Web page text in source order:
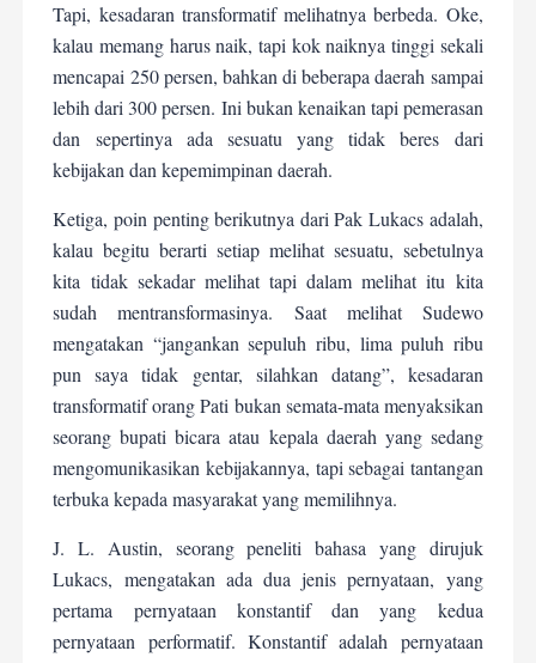
Tapi, kesadaran transformatif melihatnya berbeda. Oke,
kalau memang harus naik, tapi kok naiknya tinggi sekali
mencapai 250 persen, bahkan di beberapa daerah sampai
lebih dari 300 persen. Ini bukan kenaikan tapi pemerasan
dan sepertinya ada sesuatu yang tidak beres dari
kebijakan dan kepemimpinan daerah.
Ketiga, poin penting berikutnya dari Pak Lukacs adalah,
kalau begitu berarti setiap melihat sesuatu, sebetulnya
kita tidak sekadar melihat tapi dalam melihat itu kita
sudah mentransformasinya. Saat melihat Sudewo
mengatakan “jangankan sepuluh ribu, lima puluh ribu
pun saya tidak gentar, silahkan datang”, kesadaran
transformatif orang Pati bukan semata-mata menyaksikan
seorang bupati bicara atau kepala daerah yang sedang
mengomunikasikan kebijakannya, tapi sebagai tantangan
terbuka kepada masyarakat yang memilihnya.
J. L. Austin, seorang peneliti bahasa yang dirujuk
Lukacs, mengatakan ada dua jenis pernyataan, yang
pertama pernyataan konstantif dan yang kedua
pernyataan performatif. Konstantif adalah pernyataan